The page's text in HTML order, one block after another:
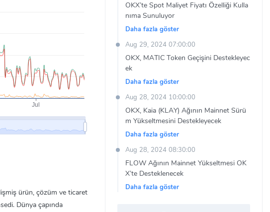
ürün, çözüm ve ticaret
Dünya çapında
OKX’te Spot Maliyet Fiyatı Özelliği Kulla
nıma Sunuluyor
Daha fazla göster
Aug 29, 2024 07:00:00
OKX, MATIC Token Geçişini Destekleyec
ek
Daha fazla göster
Aug 28, 2024 10:00:00
OKX, Kaia (KLAY) Ağının Mainnet Sürü
m Yükseltmesini Destekleyecek
Daha fazla göster
Aug 28, 2024 08:30:00
FLOW Ağının Mainnet Yükseltmesi OK
X’te Desteklenecek
Daha fazla göster